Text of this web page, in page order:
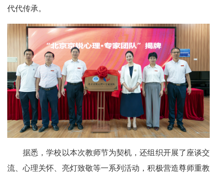
代代传承。
据悉，学校以本次教师节为契机，还组织开展了座谈交
流、心理关怀、亮灯致敬等一系列活动，积极营造尊师重教